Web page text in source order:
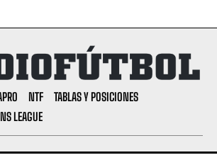
NTF
TABLAS Y POSICIONES
LEAGUE